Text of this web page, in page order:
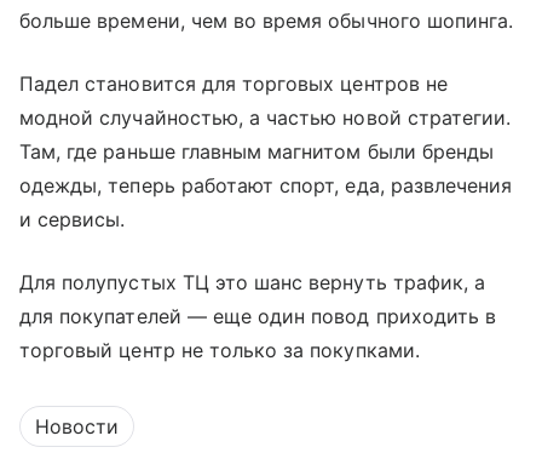
больше времени, чем во время обычного шопинга.
Падел становится для торговых центров не
модной случайностью, а частью новой стратегии.
Там, где раньше главным магнитом были бренды
одежды, теперь работают спорт, еда, развлечения
и сервисы.
Для полупустых ТЦ это шанс вернуть трафик, а
для покупателей — еще один повод приходить в
торговый центр не только за покупками.
Новости